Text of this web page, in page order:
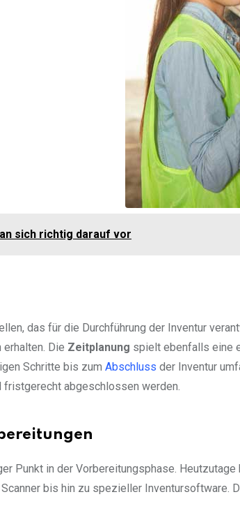
sich richtig darauf vor
das für die Durchführung der Inventur
Die Zeitplanung spielt ebenfalls eine
Schritte bis zum Abschluss der Inventur
abgeschlossen werden.
Punkt in der Vorbereitungsphase.
bis hin zu spezieller Inventursoftware.